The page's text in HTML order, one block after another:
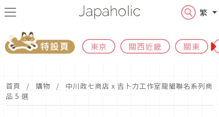
繁
東京 關西近畿 關東
首頁 購物
中川政七商店 x 吉卜力工作室龍貓聯名系列商
品 5 選